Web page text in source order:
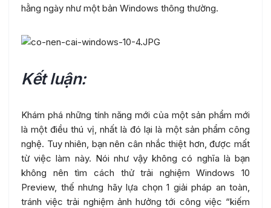
hằng ngày như một bản Windows thông thường.
Kết luận:
Khám phá những tính năng mới của một sản phẩm mới
là một điều thú vị, nhất là đó lại là một sản phẩm công
nghệ. Tuy nhiên, bạn nên cân nhắc thiệt hơn, được mất
từ việc làm này. Nói như vậy không có nghĩa là bạn
không nên tìm cách thử trải nghiệm Windows 10
Preview, thế nhưng hãy lựa chọn 1 giải pháp an toàn,
tránh việc trải nghiệm ảnh hưởng tới công việc “kiếm